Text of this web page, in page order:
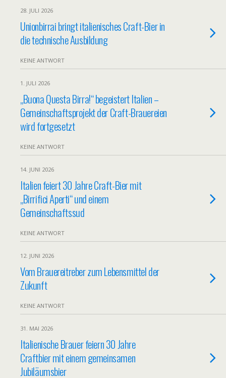
28. JULI 2026
Unionbirrai bringt italienisches Craft-Bier in
die technische Ausbildung
KEINE ANTWORT
1. JULI 2026
„Buona Questa Birra!“ begeistert Italien –
Gemeinschaftsprojekt der Craft-Brauereien
wird fortgesetzt
KEINE ANTWORT
14. JUNI 2026
Italien feiert 30 Jahre Craft-Bier mit
„Birrifici Aperti“ und einem
Gemeinschaftssud
KEINE ANTWORT
12. JUNI 2026
Vom Brauereitreber zum Lebensmittel der
Zukunft
KEINE ANTWORT
31. MAI 2026
Italienische Brauer feiern 30 Jahre
Craftbier mit einem gemeinsamen
Jubiläumsbier